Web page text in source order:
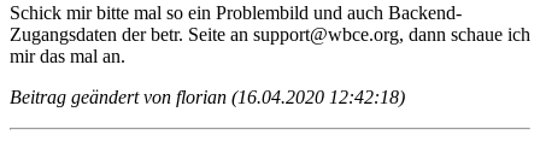
Schick mir bitte mal so ein Problembild und auch Backend-
Zugangsdaten der betr. Seite an support@wbce.org, dann schaue ich
mir das mal an.
Beitrag geändert von florian (16.04.2020 12:42:18)